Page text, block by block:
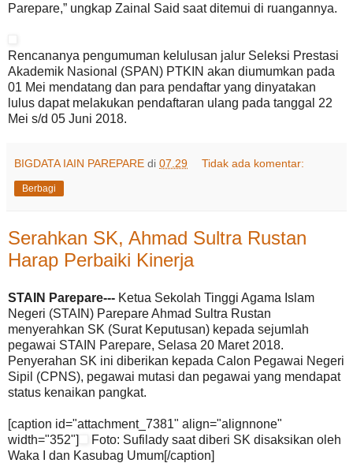
Parepare,” ungkap Zainal Said saat ditemui di ruangannya.
Rencananya pengumuman kelulusan jalur Seleksi Prestasi
Akademik Nasional (SPAN) PTKIN akan diumumkan pada
01 Mei mendatang dan para pendaftar yang dinyatakan
lulus dapat melakukan pendaftaran ulang pada tanggal 22
Mei s/d 05 Juni 2018.
BIGDATA IAIN PAREPARE di 07.29 Tidak ada komentar:
Berbagi
Serahkan SK, Ahmad Sultra Rustan
Harap Perbaiki Kinerja
STAIN Parepare--- Ketua Sekolah Tinggi Agama Islam
Negeri (STAIN) Parepare Ahmad Sultra Rustan
menyerahkan SK (Surat Keputusan) kepada sejumlah
pegawai STAIN Parepare, Selasa 20 Maret 2018.
Penyerahan SK ini diberikan kepada Calon Pegawai Negeri
Sipil (CPNS), pegawai mutasi dan pegawai yang mendapat
status kenaikan pangkat.
[caption id="attachment_7381" align="alignnone"
width="352"]
Foto: Sufilady saat diberi SK disaksikan oleh
Waka I dan Kasubag Umum[/caption]